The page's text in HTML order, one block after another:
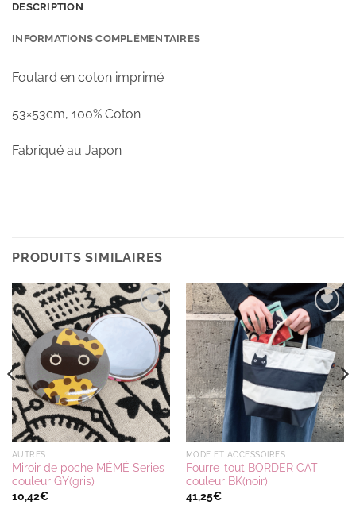
DESCRIPTION
INFORMATIONS COMPLÉMENTAIRES
Foulard en coton imprimé
53×53cm, 100% Coton
Fabriqué au Japon
PRODUITS SIMILAIRES
Ajouter
à la
wishlist
AUTRES
Miroir de poche MÉMÉ Series
couleur GY(gris)
10,42€
Ajouter
à la
wishlist
MODE ET ACCESSOIRES
Fourre-tout BORDER CAT
couleur BK(noir)
41,25€